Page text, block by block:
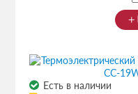
Есть в наличии